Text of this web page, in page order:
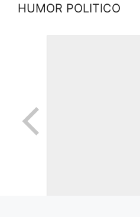
HUMOR POLITICO